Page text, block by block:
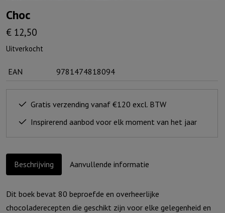
Choc
€ 12,50
Uitverkocht
EAN 9781474818094
Gratis verzending vanaf €120 excl. BTW
Inspirerend aanbod voor elk moment van het jaar
Beschrijving Aanvullende informatie
Dit boek bevat 80 beproefde en overheerlijke
chocoladerecepten die geschikt zijn voor elke gelegenheid en